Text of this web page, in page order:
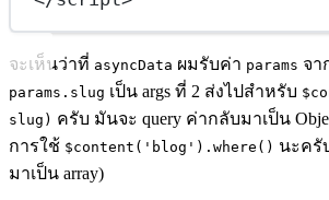
จะเห็นว่าที่ asyncData ผมรับค่า params จา
params.slug เป็น args ที่ 2 ส่งไปสำหรับ
slug) ครับ มันจะ query ค่ากลับมาเป็น
การใช้ $content('blog').where() นะครั
มาเป็น array)